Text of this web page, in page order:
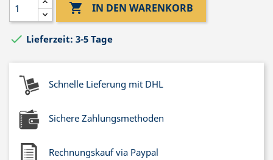
 IN DEN WARENKORB
 Lieferzeit: 3-5 Tage
Schnelle Lieferung mit DHL
Sichere Zahlungsmethoden
Rechnungskauf via Paypal